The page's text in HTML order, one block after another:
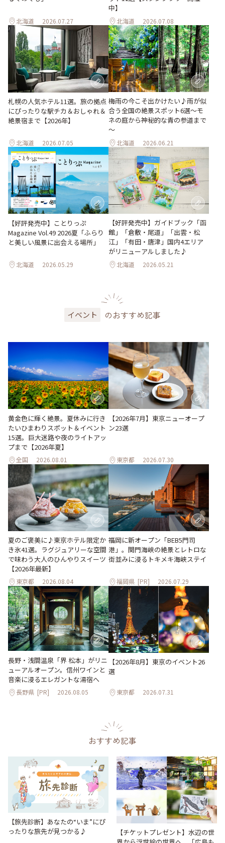
北海道 2026.07.27
中】
北海道 2026.07.08
札幌の人気ホテル11選。旅の拠点
にぴったりな駅チカ＆おしゃれ＆
絶景宿まで【2026年】
北海道 2026.07.05
梅雨の今こそ出かけたい♪雨が似
合う全国の絶景スポット6選～モ
ネの庭から神秘的な青の参道まで
～
北海道 2026.06.21
【好評発売中】ことりっぷ
Magazine Vol.49 2026夏「ふらり
と美しい風景に出会える場所」
北海道 2026.05.29
【好評発売中】ガイドブック「函
館」「倉敷・尾道」「出雲・松
江」「有田・唐津」国内4エリア
がリニューアルしました♪
北海道 2026.05.21
イベント のおすすめ記事
黄金色に輝く絶景。夏休みに行き
たいひまわりスポット＆イベント
15選。巨大迷路や夜のライトアッ
プまで【2026年夏】
全国 2026.08.01
【2026年7月】東京ニューオープ
ン23選
東京都 2026.07.30
夏のご褒美に♪東京ホテル限定か
き氷41選。ラグジュアリーな空間
で味わう大人のひんやりスイーツ
【2026年最新】
東京都 2026.08.04
福岡に新オープン「BEB5門司
港」。関門海峡の絶景とレトロな
街並みに浸るトキメキ海峡ステイ
福岡県 [PR] 2026.07.29
長野・浅間温泉「界 松本」がリニ
ューアルオープン。信州ワインと
音楽に浸るエレガントな湯宿へ
長野県 [PR] 2026.08.05
【2026年8月】東京のイベント26
選
東京都 2026.07.31
おすすめ記事
【旅先診断】あなたの“いま”にぴ
ったりな旅先が見つかる♪
【チケットプレゼント】水辺の世